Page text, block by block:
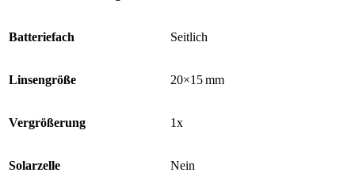
Batteriefach Seitlich
Linsengröße 20×15 mm
Vergrößerung 1x
Solarzelle Nein